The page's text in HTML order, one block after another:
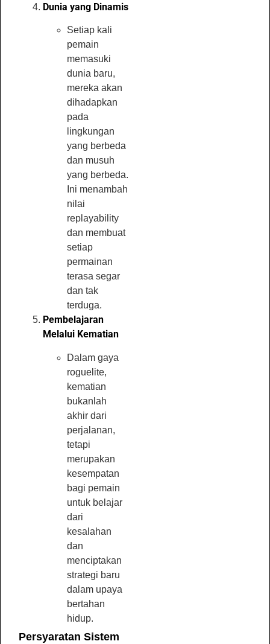
Dunia yang Dinamis
Setiap kali
pemain
memasuki
dunia baru,
mereka akan
dihadapkan
pada
lingkungan
yang berbeda
dan musuh
yang berbeda.
Ini menambah
nilai
replayability
dan membuat
setiap
permainan
terasa segar
dan tak
terduga.
Pembelajaran
Melalui Kematian
Dalam gaya
roguelite,
kematian
bukanlah
akhir dari
perjalanan,
tetapi
merupakan
kesempatan
bagi pemain
untuk belajar
dari
kesalahan
dan
menciptakan
strategi baru
dalam upaya
bertahan
hidup.
Persyaratan Sistem